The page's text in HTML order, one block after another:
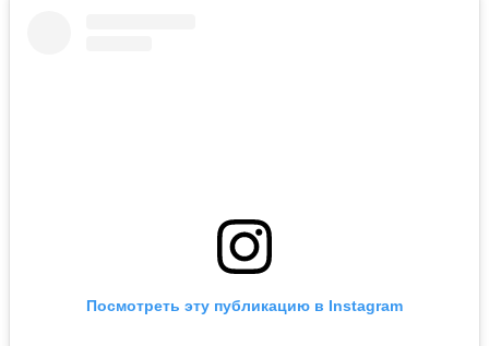
Посмотреть эту публикацию в Instagram